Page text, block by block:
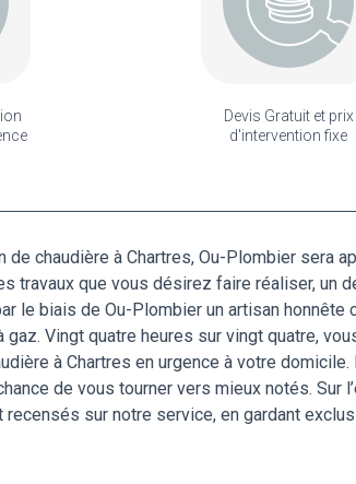
Devis Gratuit et prix
d'intervention fixe
chaudière à Chartres, Ou-Plombier sera
travaux que vous désirez faire réaliser, un
le biais de Ou-Plombier un artisan
Vingt quatre heures sur vingt quatre,
à Chartres en urgence à votre
de vous tourner vers mieux notés. Sur
sur notre service, en gardant